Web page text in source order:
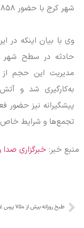
شهر کرج با حضور ۸۵۸ نیروی عملیاتی (نفر ساعت) انجام شد.
حادثه در سطح شهر
پیشگیرانه نیز حضور
تجمع‌ها و شرایط خاص
منبع خبر: خبرگزاری